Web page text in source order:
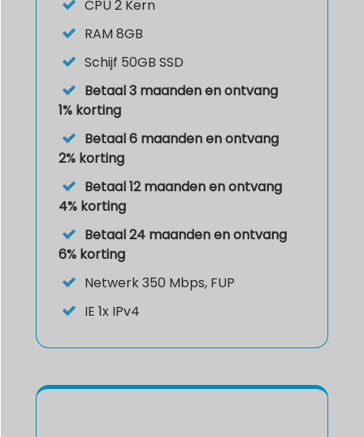
CPU 2 Kern
RAM 8GB
Schijf 50GB SSD
Betaal 3 maanden en ontvang
1% korting
Betaal 6 maanden en ontvang
2% korting
Betaal 12 maanden en ontvang
4% korting
Betaal 24 maanden en ontvang
6% korting
Netwerk 350 Mbps, FUP
IE 1x IPv4